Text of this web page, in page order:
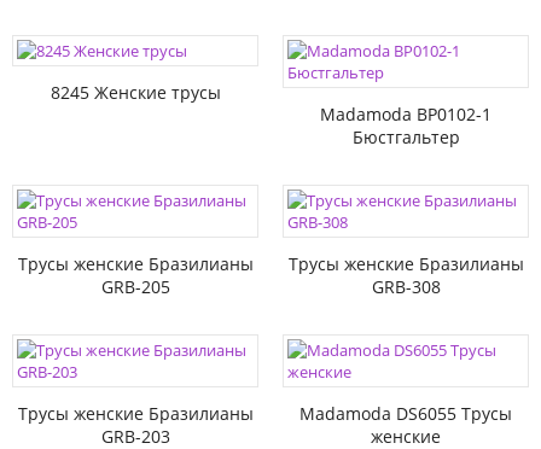
8245 Женские трусы
Madamoda BP0102-1
Бюстгальтер
Трусы женские Бразилианы
GRB-205
Трусы женские Бразилианы
GRB-308
Трусы женские Бразилианы
GRB-203
Madamoda DS6055 Трусы
женские